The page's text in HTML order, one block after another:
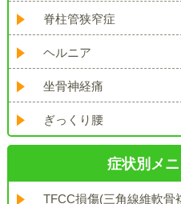
脊柱管狭窄症
ヘルニア
坐骨神経痛
ぎっくり腰
症状別メニ
TFCC損傷(三角線維軟骨